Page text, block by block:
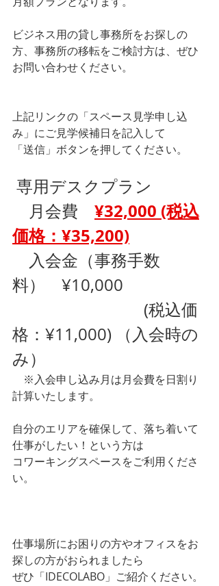
ビジネス用の貸し事務所をお探しの
方、事務所の移転をご検討方は、ぜひ
お問い合わせください。
上記リンクの「スペース見学申し込
み」にご見学候補日を記入して
「送信」ボタンを押してください。
専用デスクプラン
月会費 ¥32,000 (税込
価格：¥35,200)
入会金（事務手数
料）　¥10,000
(税込価
格：¥11,000) （入会時の
み）
※入会申し込み月は月会費を日割り
計算いたします。
自分のエリアを確保して、落ち着いて
仕事がしたい！という方は
コワーキングスペースをご利用くださ
い。
仕事場所にお困りの方やオフィスをお
探しの方がおられましたら
ぜひ「IDECOLABO」ご紹介ください。